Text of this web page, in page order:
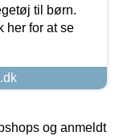
til børn.
her for at se
og anmeldt